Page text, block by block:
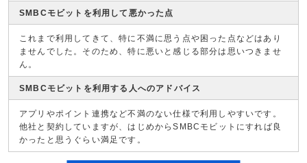
SMBCモビットを利用して悪かった点
これまで利用してきて、特に不満に思う点や困った点などはあり
ませんでした。そのため、特に悪いと感じる部分は思いつきませ
ん。
SMBCモビットを利用する人へのアドバイス
アプリやポイント連携など不満のない仕様で利用しやすいです。
他社と契約していますが、はじめからSMBCモビットにすれば良
かったと思うぐらい満足です。